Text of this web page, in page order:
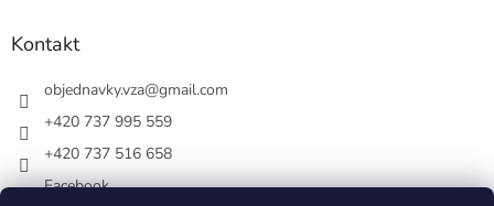
Kontakt
objednavky.vza@gmail.com
+420 737 995 559
+420 737 516 658
Facebook